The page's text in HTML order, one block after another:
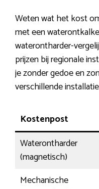
Weten wat het kost
met een
waterontharder-
prijzen bij regionale
je zonder gedoe en
verschillende
Kostenpost
Waterontharder
(magnetisch)
Mechanische